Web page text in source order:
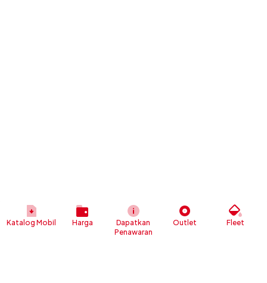
Katalog Mobil Harga
Dapatkan
Penawaran
Outlet Fleet